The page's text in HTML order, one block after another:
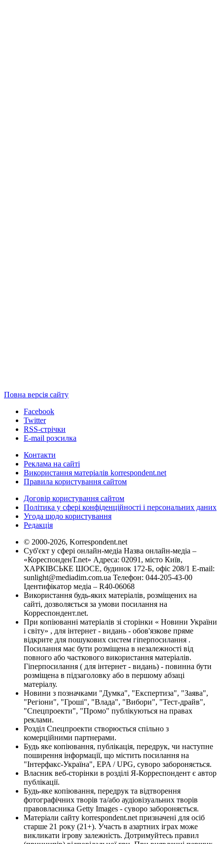
Повна версія сайту
Facebook
Twitter
RSS-стрічки
E-mail розсилка
Контакти
Реклама на сайті
Використання матеріалів korrespondent.net
Правила користування сайтом
Договір користування сайтом
Політика у сфері конфіденційності і персональних даних
Угода щодо користування
Редакція
© 2000-2026, Korrespondent.net
Суб'єкт у сфері онлайн-медіа Назва онлайн-медіа –
«КореспонденТ.net» Адреса: 02091, місто Київ,
ХАРКІВСЬКЕ ШОСЕ, будинок 172-Б, офіс 208/1 E-mail:
sunlight@mediadim.com.ua Телефон: 044-205-43-00
Ідентифікатор медіа – R40-06068
Використання будь-яких матеріалів, розміщених на
сайті, дозволяється за умови посилання на
Корреспондент.net.
При копіюванні матеріалів зі сторінки « Новини України
і світу» , для інтернет - видань - обов'язкове пряме
відкрите для пошукових систем гіперпосилання .
Посилання має бути розміщена в незалежності від
повного або часткового використання матеріалів.
Гіперпосилання ( для інтернет - видань) - повинна бути
розміщена в підзаголовку або в першому абзаці
матеріалу.
Новини з позначками "Думка", "Експертиза", "Заява",
"Регіони", "Гроші", "Влада", "Вибори", "Тест-драйв",
"Спецпроекти", "Промо" публікуються на правах
реклами.
Розділ Спецпроекти створюється спільно з
комерційними партнерами.
Будь яке копіювання, публікація, передрук, чи наступне
поширення інформації, що містить посилання на
"Інтерфакс-Україна", EPA / UPG, суворо забороняється.
Власник веб-сторінки в розділі Я-Корреспондент є автор
публікації.
Будь-яке копіювання, передрук та відтворення
фотографічних творів та/або аудіовізуальних творів
правовласника Getty Images - суворо забороняється.
Матеріали сайту korrespondent.net призначені для осіб
старше 21 року (21+). Участь в азартних іграх може
викликати ігрову залежність. Дотримуйтесь правил